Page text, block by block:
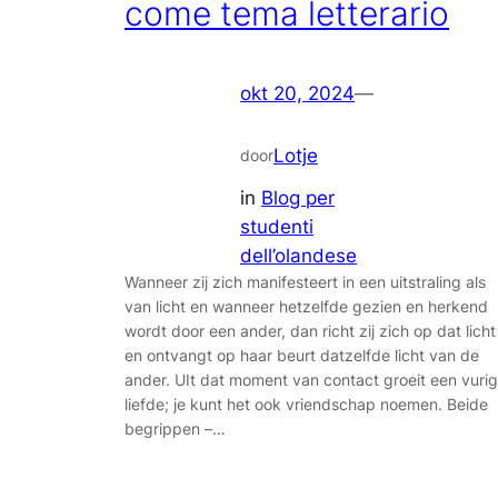
come tema letterario
okt 20, 2024—
doorLotje
in Blog per
studenti
dell’olandese
Wanneer zij zich manifesteert in een uitstraling als
van licht en wanneer hetzelfde gezien en herkend
wordt door een ander, dan richt zij zich op dat licht
en ontvangt op haar beurt datzelfde licht van de
ander. UIt dat moment van contact groeit een
liefde; je kunt het ook vriendschap noemen. Beide
begrippen –…